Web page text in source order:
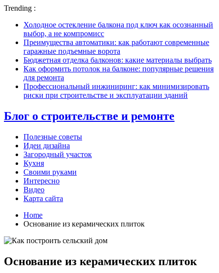
Trending :
Холодное остекление балкона под ключ как осознанный
выбор, а не компромисс
Преимущества автоматики: как работают современные
гаражные подъемные ворота
Бюджетная отделка балконов: какие материалы выбрать
Как оформить потолок на балконе: популярные решения
для ремонта
Профессиональный инжиниринг: как минимизировать
риски при строительстве и эксплуатации зданий
Блог о строительстве и ремонте
Полезные советы
Идеи дизайна
Загородный участок
Кухня
Своими руками
Интересно
Видео
Карта сайта
Home
Основание из керамических плиток
Основание из керамических плиток